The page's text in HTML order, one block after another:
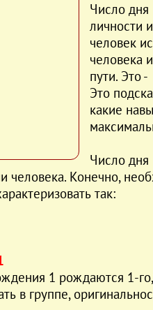
Число дня
личности
человек
человека
пути. Это
Это
какие
Число дня
человека. Конечно,
так:
1 рождаются 1-
в группе,